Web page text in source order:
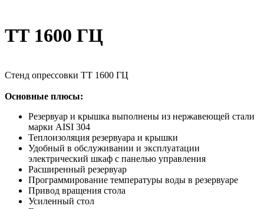
ТТ 1600 ГЦ
Стенд опрессовки ТТ 1600 ГЦ
Основные плюсы:
Резервуар и крышка выполнены из нержавеющей стали
марки AISI 304
Теплоизоляция резервуара и крышки
Удобный в обслуживании и эксплуатации
электрический шкаф с панелью управления
Расширенный резервуар
Программирование температуры воды в резервуаре
Привод вращения стола
Усиленный стол